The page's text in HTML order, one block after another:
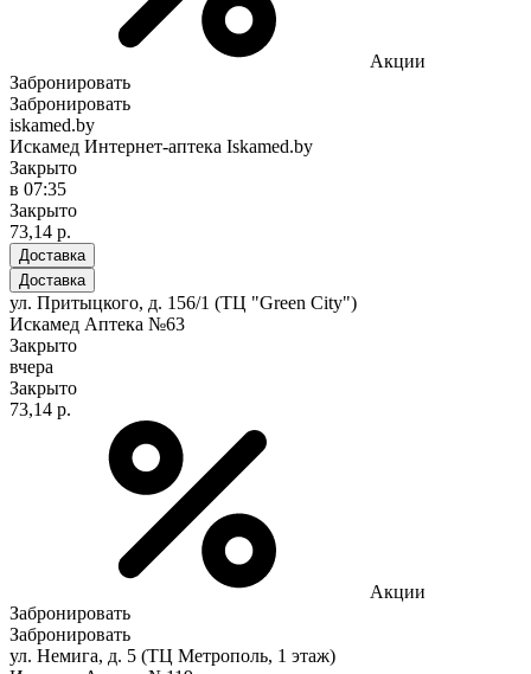
Акции
Забронировать
Забронировать
iskamed.by
Искамед Интернет-аптека Iskamed.by
Закрыто
в 07:35
Закрыто
73,14 р.
Доставка
Доставка
ул. Притыцкого, д. 156/1 (ТЦ "Green City")
Искамед Аптека №63
Закрыто
вчера
Закрыто
73,14 р.
Акции
Забронировать
Забронировать
ул. Немига, д. 5 (ТЦ Метрополь, 1 этаж)